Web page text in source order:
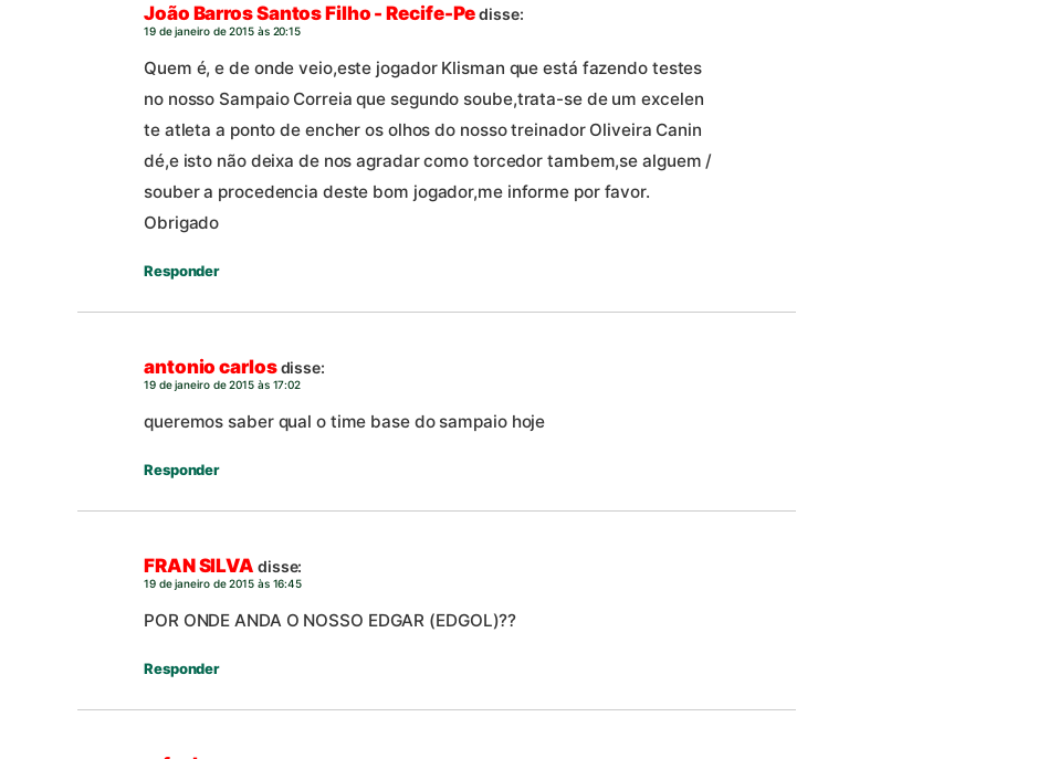
João Barros Santos Filho - Recife-Pedisse:
19 de janeiro de 2015 às 20:15
Quem é, e de onde veio,este jogador Klisman que está fazendo testes
no nosso Sampaio Correia que segundo soube,trata-se de um excelen
te atleta a ponto de encher os olhos do nosso treinador Oliveira Canin
dé,e isto não deixa de nos agradar como torcedor tambem,se alguem /
souber a procedencia deste bom jogador,me informe por favor.
Obrigado
Responder
antonio carlosdisse:
19 de janeiro de 2015 às 17:02
queremos saber qual o time base do sampaio hoje
Responder
FRAN SILVA disse:
19 de janeiro de 2015 às 16:45
POR ONDE ANDA O NOSSO EDGAR (EDGOL)??
Responder